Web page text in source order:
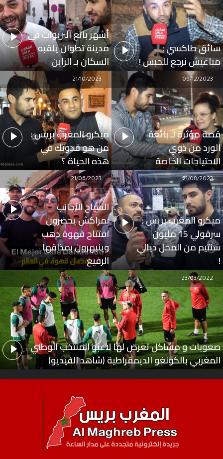
سائق طاكسي :
مباغيش نرجع للحبس !
أشهر بائع البريوات في
مدينة تطوان يلقبه
السكان بـ الزاين
قصة مؤثرة لـ بائعة
الورد من ذوي
الاحتياجات الخاصة
09/12/2023
ميكرو المغرب بريس :
من هو قدوتك في
هذه الحياة ؟
21/10/2023
ميكرو المغرب بريس :
سرقولي 15 مليون
سنتيم من المحل ديالي
!
21/08/2023
السياح الأجانب
بمراكش يحضرون
افتتاح قهوة دهب
وينبهرون بمذاقها
الرفيع
21/06/2023
صعوبات و مشاكل تعرض لها لاعبو المنتخب الوطني
المغربي بالكونغو الديمقراطية (شاهد الفيديو)
23/03/2022